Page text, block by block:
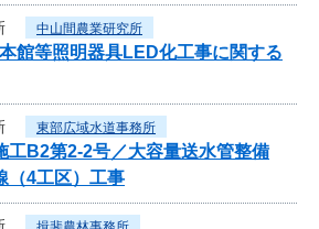
中山間農業研究所
館等照明器具LED化工事に関する
東部広域水道事務所
工B2第2-2号／大容量送水管整備
4工区）工事